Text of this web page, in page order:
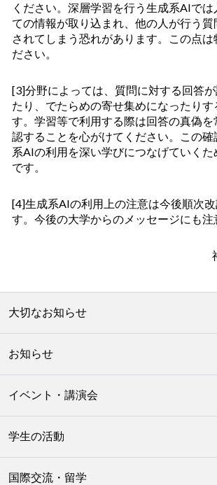
ください。深層学習を行う生成系AIでは
ての情報が取り込まれ 、他の人 が行う質
されてしまう恐れがあります。この点は
ださい。
[3]分野によっては 、質問に対する回答が
た り、 でたらめの寄せ集めになったりす
す。学習等で利用する際は回答の真偽を
認することを心がけてください。
この
系AIの利用を深い学びにつなげていくた
です。
[4]生成系AIの利用上の注意は今後順次
す。今後の大学からのメッセージにも注
大切なお知らせ
お知らせ
イベント・講演会
学生の活動
国際交流・留学